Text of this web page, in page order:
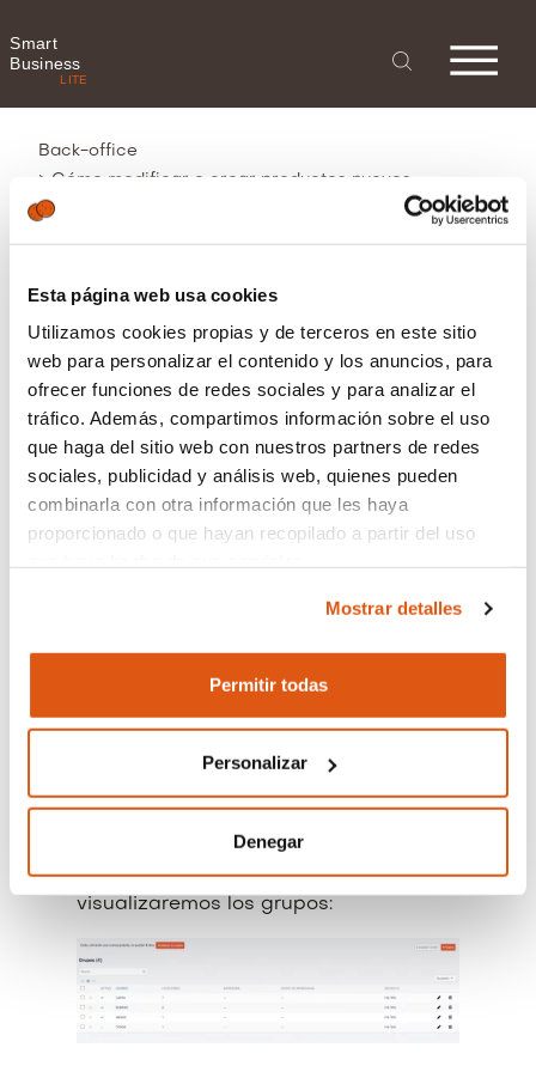
Esta página web usa cookies
Utilizamos cookies propias y de terceros en este sitio
web para personalizar el contenido y los anuncios, para
ofrecer funciones de redes sociales y para analizar el
tráfico. Además, compartimos información sobre el uso
que haga del sitio web con nuestros partners de redes
sociales, publicidad y análisis web, quienes pueden
combinarla con otra información que les haya
proporcionado o que hayan recopilado a partir del uso
El responsable del tratamiento de sus datos personales
es REVO SYSTEMS, S.L. (CIF: B66353780).
Cookies:https://revo.works/cookies.
Mostrar detalles
Permitir todas
Personalizar
Denegar
Smart
Business
LITE
Back-office
> Cómo modificar o crear productos nuevos
Cómo modificar o crear
productos nuevos
Un producto es el artículo que vendes
a tus clientes en el punto de venta.
Los productos están organizados por
tanto en el back-office como en la
Antes de empezar a crear productos,
debes acceder al back-office ->
En esta primera pantalla
visualizaremos los grupos: